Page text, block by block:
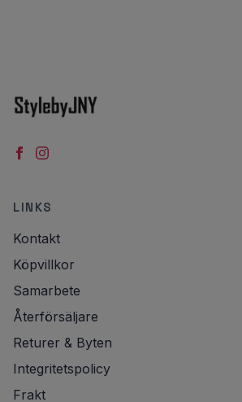
LINKS
Kontakt
Köpvillkor
Samarbete
Återförsäljare
Returer & Byten
Integritetspolicy
Frakt